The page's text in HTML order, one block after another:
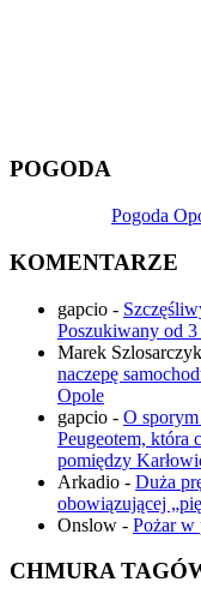
POGODA
Pogoda
KOMENTARZE
gapcio -
Poszukiwany od
Marek Szlosarczyk
naczepę
Opole
gapcio - O
Peugeotem, która
pomiędzy
Arkadio - Duża
obowiązującej
Onslow - Pożar w
CHMURA